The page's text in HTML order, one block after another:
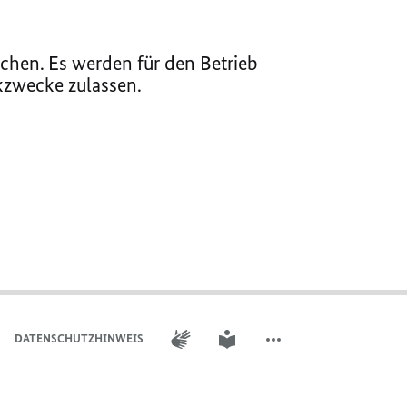
Es werden für den Betrieb
zulassen.
DATENSCHUTZHINWEIS GEBÄRDENSPRACHE
LEICHTE SPRACHE